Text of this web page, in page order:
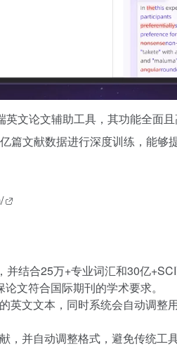
文论文辅助工具，其功能全面
篇文献数据进行深度训练，能
结合25万+专业词汇和30亿
文符合国际期刊的学术要求。
文文本，同时系统会自动调整
并自动调整格式，避免传统工